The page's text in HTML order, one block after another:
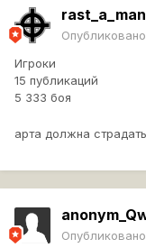
rast_a_man
Игроки
15 публикаций
5 333 боя
арта должна